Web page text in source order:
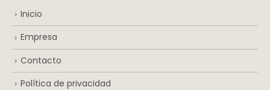
Inicio
Empresa
Contacto
Política de privacidad